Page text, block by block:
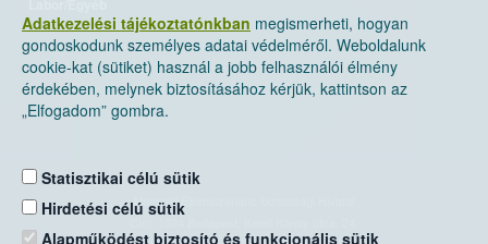
Adatkezelési tájékoztatónkban megismerheti, hogyan
gondoskodunk személyes adatai védelméről. Weboldalunk
cookie-kat (sütiket) használ a jobb felhasználói élmény
érdekében, melynek biztosításához kérjük, kattintson az
„Elfogadom” gombra.
Statisztikai célú sütik
Hirdetési célú sütik
Alapműködést biztosító és funkcionális sütik
Nemzeti Élelmiszerlánc-biztonsági Hivatal